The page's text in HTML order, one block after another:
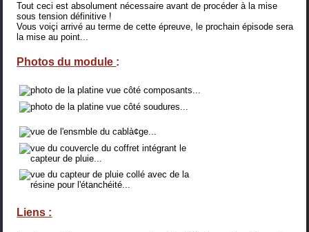
Tout ceci est absolument nécessaire avant de procéder à la mise
sous tension définitive !
Vous voiçi arrivé au terme de cette épreuve, le prochain épisode sera
la mise au point...
Photos du module :
Liens :